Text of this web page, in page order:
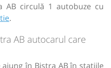
AB circulă 1 autobuze cu
.
AB autocarul care
în Bistra AB în stațiile